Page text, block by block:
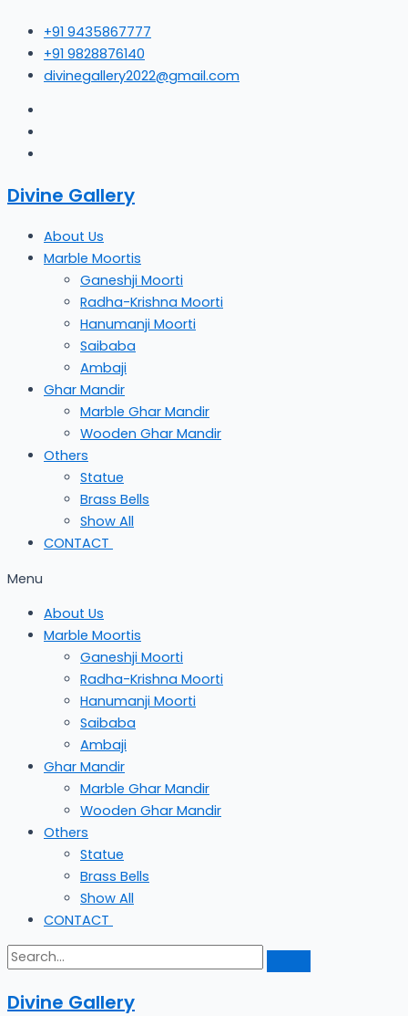
content
+91 9435867777
+91 9828876140
divinegallery2022@gmail.com
Divine Gallery
About Us
Marble Moortis
Ganeshji Moorti
Radha-Krishna Moorti
Hanumanji Moorti
Saibaba
Ambaji
Ghar Mandir
Marble Ghar Mandir
Wooden Ghar Mandir
Others
Statue
Brass Bells
Show All
CONTACT
Menu
About Us
Marble Moortis
Ganeshji Moorti
Radha-Krishna Moorti
Hanumanji Moorti
Saibaba
Ambaji
Ghar Mandir
Marble Ghar Mandir
Wooden Ghar Mandir
Others
Statue
Brass Bells
Show All
CONTACT
Divine Gallery